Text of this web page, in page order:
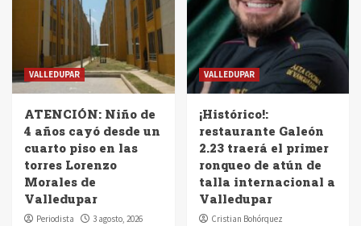
VALLEDUPAR
ATENCIÓN: Niño de
4 años cayó desde un
cuarto piso en las
torres Lorenzo
Morales de
Valledupar
Periodista 3 agosto, 2026
VALLEDUPAR
¡Histórico!:
restaurante Galeón
2.23 traerá el primer
ronqueo de atún de
talla internacional a
Valledupar
Cristian Bohórquez